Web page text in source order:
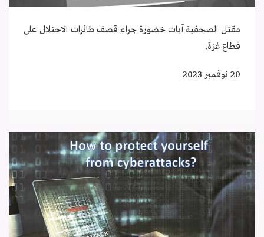
مقتل الصحفية آيات خضورة جراء قصف طائرات الاحتلال على
قطاع غزة.
20 نوفمبر 2023